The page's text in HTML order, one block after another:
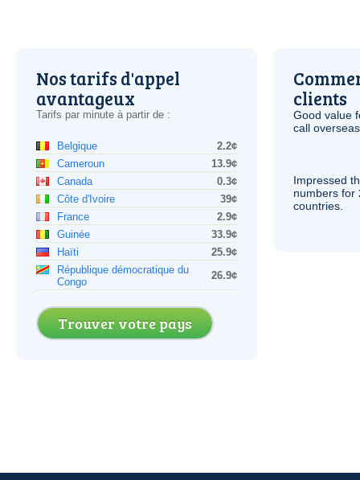
Nos tarifs d'appel
avantageux
Tarifs par minute à partir de :
Belgique
2.2¢
Cameroun
13.9¢
Canada
0.3¢
Côte d'Ivoire
39¢
France
2.9¢
Guinée
33.9¢
Haïti
25.9¢
République démocratique du
Congo
26.9¢
Trouver votre pays
clients
Good value
call
Impressed
numbers for
countries.